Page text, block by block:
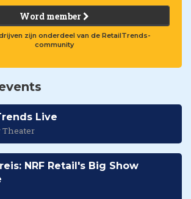
Word member
zijn onderdeel van de RetailTrends-
community
Live
Theater
NRF Retail's Big Show